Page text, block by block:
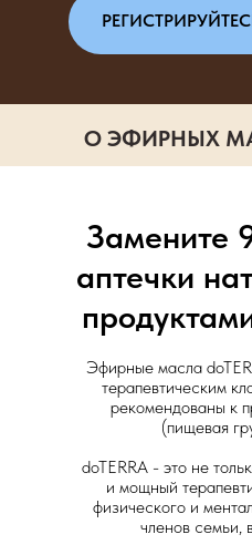
О ЭФИРНЫХ
Замените
аптечки
Эфирные масла
терапевтическим
рекомендованы к
(пищевая
doTERRA - это не
и мощный
физического и
членов семьи,